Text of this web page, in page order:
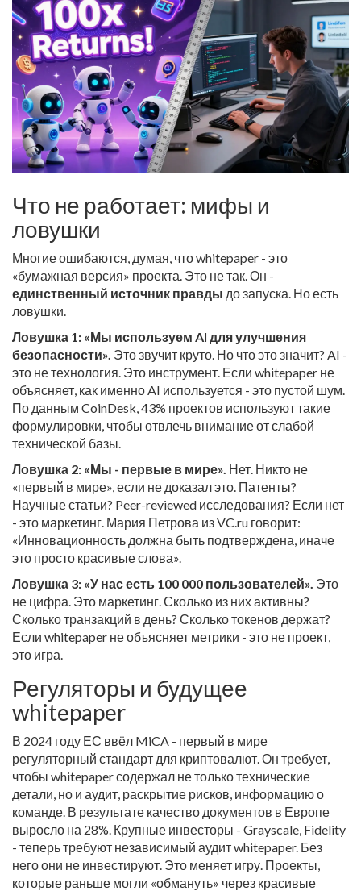
Что не работает: мифы и
ловушки
Многие ошибаются, думая, что whitepaper - это
«бумажная версия» проекта. Это не так. Он -
единственный источник правды до запуска. Но есть
ловушки.
Ловушка 1: «Мы используем AI для улучшения
безопасности». Это звучит круто. Но что это значит? AI -
это не технология. Это инструмент. Если whitepaper не
объясняет, как именно AI используется - это пустой шум.
По данным CoinDesk, 43% проектов используют такие
формулировки, чтобы отвлечь внимание от слабой
технической базы.
Ловушка 2: «Мы - первые в мире». Нет. Никто не
«первый в мире», если не доказал это. Патенты?
Научные статьи? Peer-reviewed исследования? Если нет
- это маркетинг. Мария Петрова из VC.ru говорит:
«Инновационность должна быть подтверждена, иначе
это просто красивые слова».
Ловушка 3: «У нас есть 100 000 пользователей». Это
не цифра. Это маркетинг. Сколько из них активны?
Сколько транзакций в день? Сколько токенов держат?
Если whitepaper не объясняет метрики - это не проект,
это игра.
Регуляторы и будущее
whitepaper
В 2024 году ЕС ввёл MiCA - первый в мире
регуляторный стандарт для криптовалют. Он требует,
чтобы whitepaper содержал не только технические
детали, но и аудит, раскрытие рисков, информацию о
команде. В результате качество документов в Европе
выросло на 28%. Крупные инвесторы - Grayscale, Fidelity
- теперь требуют независимый аудит whitepaper. Без
него они не инвестируют. Это меняет игру. Проекты,
которые раньше могли «обмануть» через красивые